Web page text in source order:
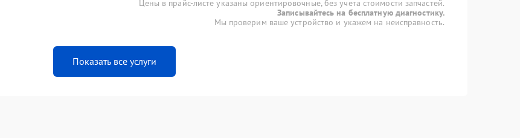
Цены в прайс-листе указаны ориентировочные, без учета стоимости запчастей.
Записывайтесь на бесплатную диагностику.
Мы проверим ваше устройство и укажем на неисправность.
Показать все услуги